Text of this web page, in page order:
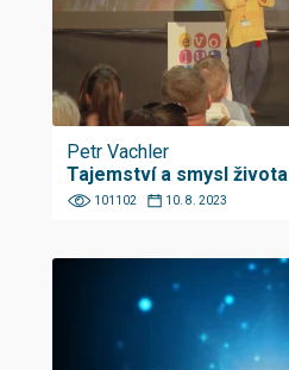
Petr Vachler
Tajemství a smysl života
101102 10. 8. 2023